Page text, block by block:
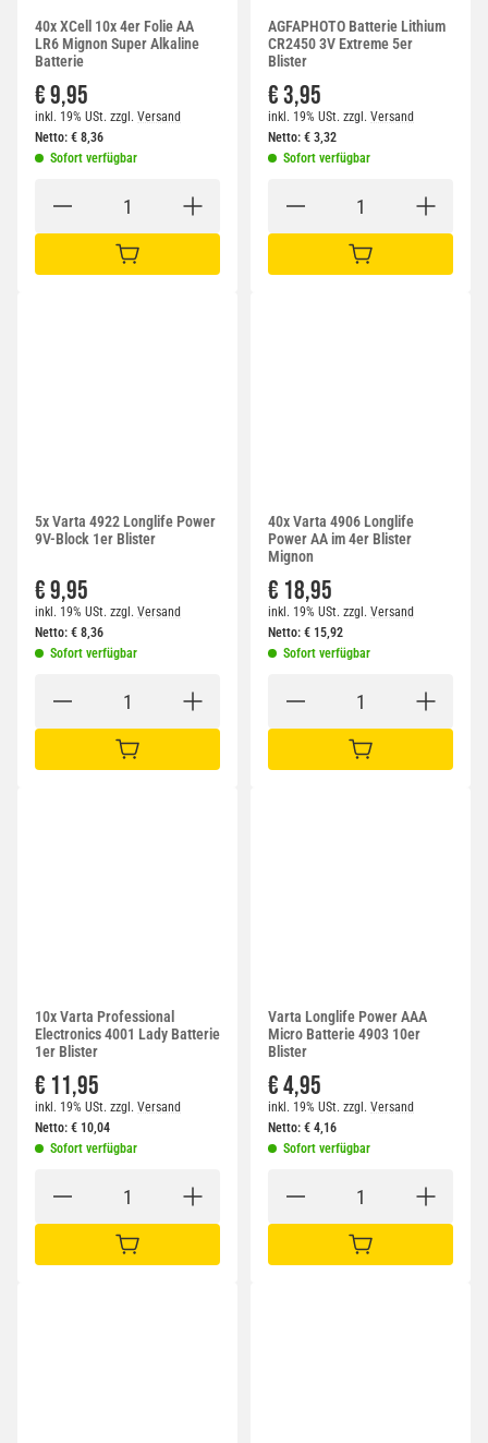
40x XCell 10x 4er Folie AA
LR6 Mignon Super Alkaline
Batterie
€ 9,95
inkl. 19% USt. zzgl. Versand
Netto: € 8,36
Sofort verfügbar
IN DEN WARENKORB
AGFAPHOTO Batterie Lithium
CR2450 3V Extreme 5er
Blister
€ 3,95
inkl. 19% USt. zzgl. Versand
Netto: € 3,32
Sofort verfügbar
IN DEN WARENKORB
5x Varta 4922 Longlife Power
9V-Block 1er Blister
€ 9,95
inkl. 19% USt. zzgl. Versand
Netto: € 8,36
Sofort verfügbar
IN DEN WARENKORB
40x Varta 4906 Longlife
Power AA im 4er Blister
Mignon
€ 18,95
inkl. 19% USt. zzgl. Versand
Netto: € 15,92
Sofort verfügbar
IN DEN WARENKORB
10x Varta Professional
Electronics 4001 Lady Batterie
1er Blister
€ 11,95
inkl. 19% USt. zzgl. Versand
Netto: € 10,04
Sofort verfügbar
IN DEN WARENKORB
Varta Longlife Power AAA
Micro Batterie 4903 10er
Blister
€ 4,95
inkl. 19% USt. zzgl. Versand
Netto: € 4,16
Sofort verfügbar
IN DEN WARENKORB